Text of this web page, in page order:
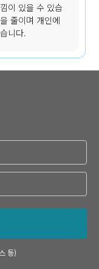
이 있을 수 있습
줄이며 개인에
니다.
등)